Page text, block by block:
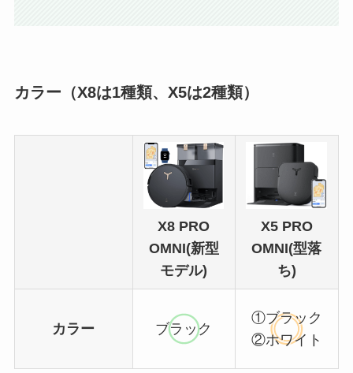
カラー（X8は1種類、X5は2種類）
X8 PRO
OMNI(新型
モデル)
X5 PRO
OMNI(型落
ち)
カラー ブラック
①ブラック
②ホワイト